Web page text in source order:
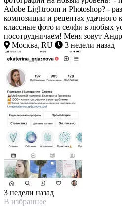
Adobe Lightroom и Photoshop? -
композиции и рецептах удачного
классные фото и селфи в любых
посотрудничаем! Меня зовут
Москва, RU
3 недели назад
3 недели назад
В избранное